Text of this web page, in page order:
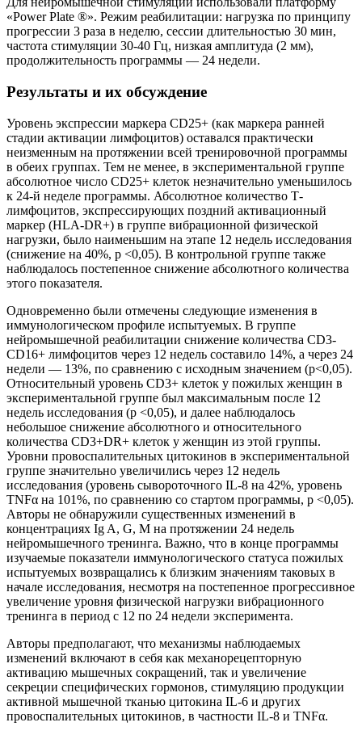
«Power Plate ®». Режим реабилитации: нагрузка по принципу
прогрессии 3 раза в неделю, сессии длительностью 30 мин,
частота стимуляции 30-40 Гц, низкая амплитуда (2 мм),
продолжительность программы — 24 недели.
Результаты и их обсуждение
Уровень экспрессии маркера CD25+ (как маркера ранней
стадии активации лимфоцитов) оставался практически
неизменным на протяжении всей тренировочной программы
в обеих группах. Тем не менее, в экспериментальной группе
абсолютное число CD25+ клеток незначительно уменьшилось
к 24-й неделе программы. Абсолютное количество Т-
лимфоцитов, экспрессирующих поздний активационный
маркер (HLA-DR+) в группе вибрационной физической
нагрузки, было наименьшим на этапе 12 недель исследования
(снижение на 40%, p <0,05). В контрольной группе также
наблюдалось постепенное снижение абсолютного количества
этого показателя.
Одновременно были отмечены следующие изменения в
иммунологическом профиле испытуемых. В группе
нейромышечной реабилитации снижение количества CD3-
CD16+ лимфоцитов через 12 недель составило 14%, а через 24
недели — 13%, по сравнению с исходным значением (р<0,05).
Относительный уровень CD3+ клеток у пожилых женщин в
экспериментальной группе был максимальным после 12
недель исследования (p <0,05), и далее наблюдалось
небольшое снижение абсолютного и относительного
количества CD3+DR+ клеток у женщин из этой группы.
Уровни провоспалительных цитокинов в экспериментальной
группе значительно увеличились через 12 недель
исследования (уровень сывороточного IL-8 на 42%, уровень
TNFα на 101%, по сравнению со стартом программы, p <0,05).
Авторы не обнаружили существенных изменений в
концентрациях Ig A, G, M на протяжении 24 недель
нейромышечного тренинга. Важно, что в конце программы
изучаемые показатели иммунологического статуса пожилых
испытуемых возвращались к близким значениям таковых в
начале исследования, несмотря на постепенное прогрессивное
увеличение уровня физической нагрузки вибрационного
тренинга в период с 12 по 24 недели эксперимента.
Авторы предполагают, что механизмы наблюдаемых
изменений включают в себя как механорецепторную
активацию мышечных сокращений, так и увеличение
секреции специфических гормонов, стимуляцию продукции
активной мышечной тканью цитокина IL-6 и других
провоспалительных цитокинов, в частности IL-8 и TNFα.